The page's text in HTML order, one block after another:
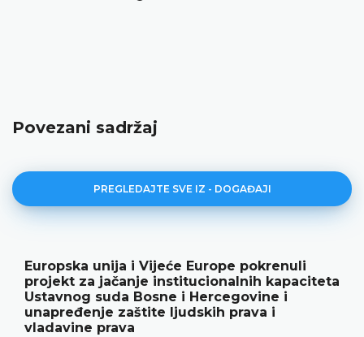
Povezani sadržaj
PREGLEDAJTE SVE IZ - DOGAĐAJI
Europska unija i Vijeće Europe pokrenuli
projekt za jačanje institucionalnih kapaciteta
Ustavnog suda Bosne i Hercegovine i
unapređenje zaštite ljudskih prava i
vladavine prava